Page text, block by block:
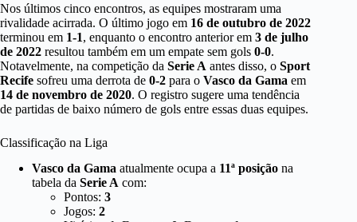
Nos últimos cinco encontros, as equipes mostraram uma
rivalidade acirrada. O último jogo em 16 de outubro de 2022
terminou em 1-1, enquanto o encontro anterior em 3 de julho
de 2022 resultou também em um empate sem gols 0-0.
Notavelmente, na competição da Serie A antes disso, o Sport
Recife sofreu uma derrota de 0-2 para o Vasco da Gama em
14 de novembro de 2020. O registro sugere uma tendência
de partidas de baixo número de gols entre essas duas equipes.
Classificação na Liga
Vasco da Gama atualmente ocupa a 11ª posição na
tabela da Serie A com:
Pontos: 3
Jogos: 2